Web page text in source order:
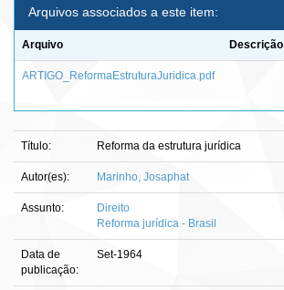
Arquivos associados a este item:
Arquivo Descrição
ARTIGO_ReformaEstruturaJuridica.pdf
Título: Reforma da estrutura jurídica
Autor(es): Marinho, Josaphat
Assunto:
Direito
Reforma jurídica - Brasil
Data de
publicação:
Set-1964